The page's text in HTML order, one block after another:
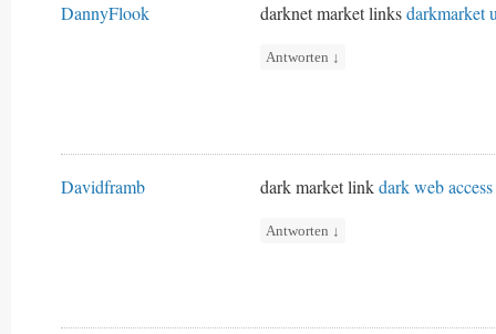
DannyFlook darknet market linksdarkmarket
Antworten ↓
Davidframb dark market linkdark web access
Antworten ↓